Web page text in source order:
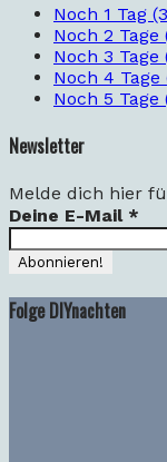
Noch 1 Tag
Noch 2 Tage
Noch 3 Tage
Noch 4 Tage
Noch 5 Tage
Newsletter
Melde dich hier
Deine E-Mail *
Folge DIYnachten